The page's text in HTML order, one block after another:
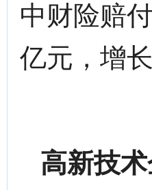
中财险赔
亿元，增
高新技